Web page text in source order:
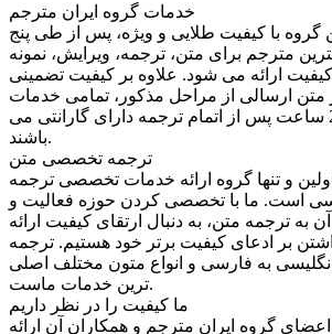
خدمات گروه ایران مترجم
گروه با کیفیت طلایی و ویژه، پس از طی پنج
مترجم برای متن، ترجمه، ویرایش، نمونه
ارائه می شود. علاوه بر کیفیت تضمینی
متن ارسالی از مراحل مذکور، تمامی خدمات
ترجمه گروه تا 24 ساعت پس از اتمام ترجمه دارای گارانتی می
باشند.
ترجمه تخصصی متن
و تنها گروه ارائه خدمات تخصصی ترجمه
است. ما با تخصصی کردن حوزه فعالیت و
به ترجمه متن، به دنبال ارتقای کیفیت ارائه
بر ادعای کیفیت برتر خود هستیم. ترجمه
به فارسی و انواع متون مختلف اصلی
ترین خدمات ماست.
ما کیفیت را در نظر داریم
اعضای گروه ایران مترجم و همکاران آن ارائه